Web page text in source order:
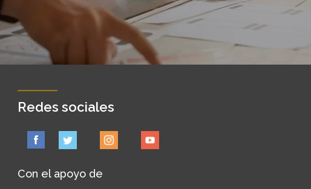
Redes sociales
Con el apoyo de